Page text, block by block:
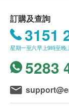
購買LAC
免費送貨
HK$50運
我們將於
不排除運
訊號懸掛
會延遲。
訂購及查詢
3151
星期一至六早上9時至晚
5283